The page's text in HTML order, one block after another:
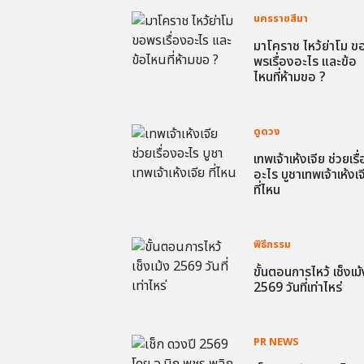
นครราชสีมา
มาโคราช ไหว้ย่าโม ข
พรเรื่องอะไร และข้อ
ไหนที่ห้ามขอ ?
ดูดวง
เทพเจ้าเห้งเจีย ช่วยเ
อะไร บูชาเทพเจ้าเห้งเ
ที่ไหน
พิธีกรรม
ขั้นตอนการไหว้ เช็งเ
2569 วันที่เท่าไหร่
PR NEWS